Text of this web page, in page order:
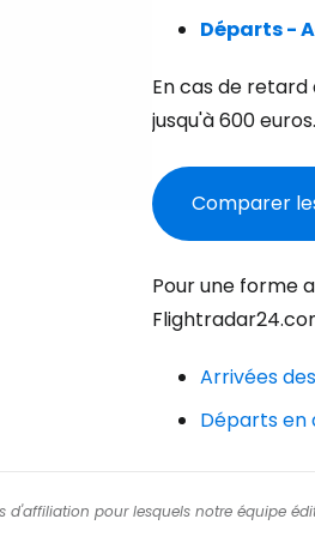
Départs -
En cas de
jusqu'à 600 euros.
Comparer
Pour une forme
Arrivées
Départs en
d'affiliation pour lesquels notre équipe